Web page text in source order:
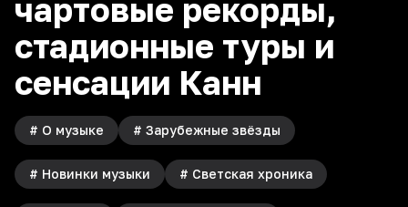
чартовые рекорды,
стадионные туры и
сенсации Канн
# О музыке # Зарубежные звёзды
# Новинки музыки # Светская хроника